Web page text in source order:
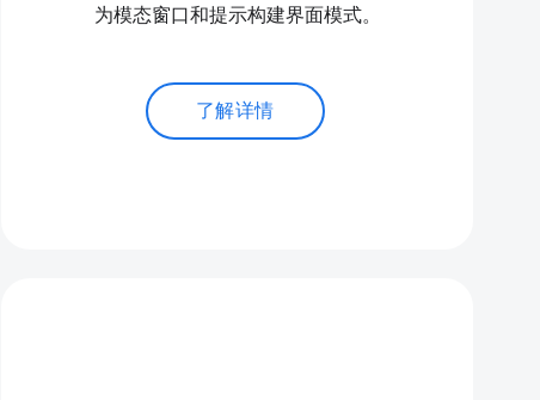
为模态窗口和提示构建界面模式。
了解详情